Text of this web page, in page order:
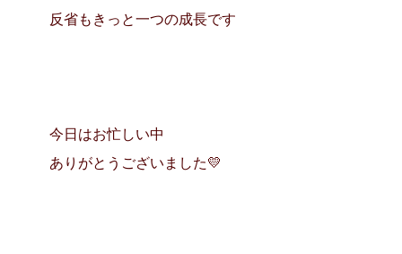
反省もきっと一つの成長です
今日はお忙しい中
ありがとうございました💛